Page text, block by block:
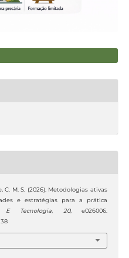
C. M. S. (2026). Metodologias ativas
e estratégias para a prática
Tecnologia, 20, e026006.